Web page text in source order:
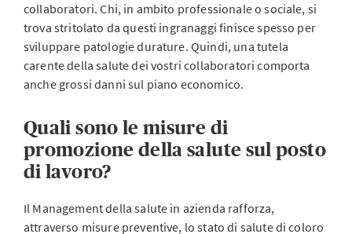
collaboratori. Chi, in ambito professionale o sociale, si
trova stritolato da questi ingranaggi finisce spesso per
sviluppare patologie durature. Quindi, una tutela
carente della salute dei vostri collaboratori comporta
anche grossi danni sul piano economico.
Quali sono le misure di
promozione della salute sul posto
di lavoro?
Il Management della salute in azienda rafforza,
attraverso misure preventive, lo stato di salute di coloro